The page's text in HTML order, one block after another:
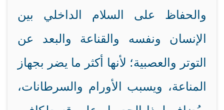
والحفاظ على السلام الداخلي بين
الإنسان ونفسه والقناعة والبعد عن
التوتر والعصبية؛ لأنها أكثر ما يضر بجهاز
المناعة، ويسبب الأورام والسرطانات،